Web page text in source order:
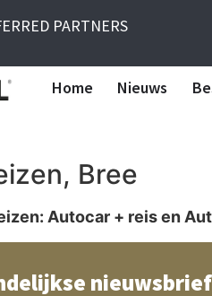
PARTNERS
Home Nieuws
Bree
Autocar + reis en